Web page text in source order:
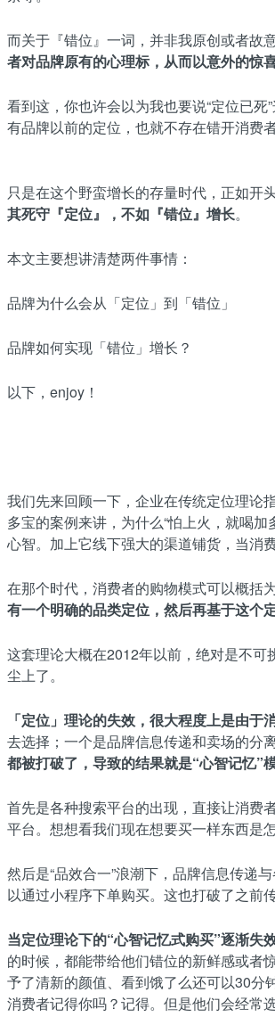
而关于『错位』一词，并非我原创或者故
者对品牌原有的心理标，从而以意外的惊
看到这，你也许会以为我也要说“定位已
有品牌以前的定位，也就不存在错开消费
只是在这个野蛮增长的存量时代，正如开
其死守『定位』，不如『错位』增长。
本文主要想讲清楚两件事情：
品牌为什么会从「定位」到「错位」
品牌如何实现「错位」增长？
以下，enjoy！
我们先来回顾一下，企业在传统定位理论
多宝的案例来讲，为什么“怕上火，就喝
心智。加上它线下强大的渠道铺货，当消
在那个时代，消费者的购物模式可以概括
有一个明确的品类定位，然后再基于这个
这套理论大概在2012年以前，绝对是不可
尘上了。
「定位」理论的失效，很大程度上是由于
去选择；一个是品牌信息传递和卖场的分
都被打破了，导致的结果就是“心智记忆”
首先是各种搜索平台的出现，直接让消费
平台。想想看我们现在想要买一样东西是
然后是“品效合一”浪潮下，品牌信息传递
以通过小程序下单购买。这也打破了之前
当定位理论下的“心智记忆式购买”逐渐失
的时候，都能带给他们错位的新鲜感或者
予了清新的颜值、看到饿了么还可以30
消费者记得你吗？记得。但是他们会经常